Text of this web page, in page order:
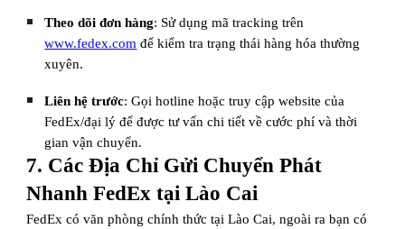
Theo dõi đơn hàng: Sử dụng mã tracking trên
www.fedex.com để kiểm tra trạng thái hàng hóa thường
xuyên.
Liên hệ trước: Gọi hotline hoặc truy cập website của
FedEx/đại lý để được tư vấn chi tiết về cước phí và thời
gian vận chuyển.
7. Các Địa Chỉ Gửi Chuyển Phát
Nhanh FedEx tại Lào Cai
FedEx có văn phòng chính thức tại Lào Cai, ngoài ra bạn có